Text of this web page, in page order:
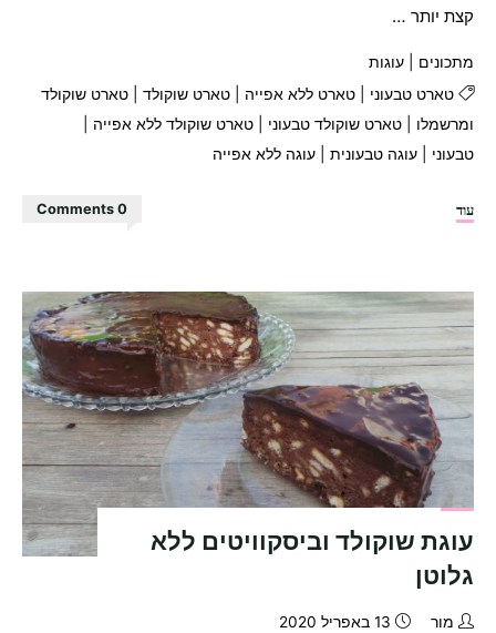
קצת יותר …
מתכונים
עוגות
טארט טבעוני
טארט ללא אפייה טארט שוקולד| טארט שוקולד
ומרשמלו |טארט שוקולד טבעוני |טארט שוקולד ללא אפייה
טבעוני |עוגה טבעונית |עוגה ללא אפייה
עוד"טארט
ללא
אפייה!"
0 Comments
עוגת שוקולד וביסקוויטים ללא
גלוטן
מור 13 באפריל 2020